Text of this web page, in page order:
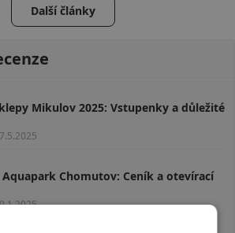
Další články
Mikulov 2025: Vstupenky a důležité
Aquapark Chomutov: Ceník a otevírací